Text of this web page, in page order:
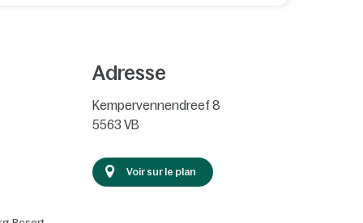
Adresse
Kempervennendreef 8
5563 VB
Voir sur le plan